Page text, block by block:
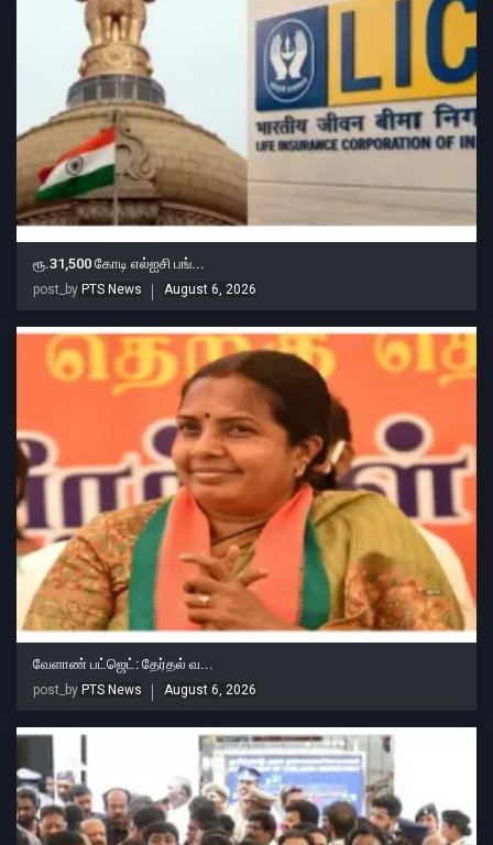
ரூ.31,500 கோடி எல்ஐசி பங்...
post_by PTS News August 6, 2026
வேளாண் பட்ஜெட்: தேர்தல் வ...
post_by PTS News August 6, 2026